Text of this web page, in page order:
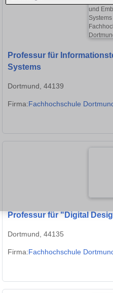
Professur für
Systems
Dortmund, 44139
Firma:Fachhochschule
Professur für "Digital
Dortmund, 44135
Firma:Fachhochschule